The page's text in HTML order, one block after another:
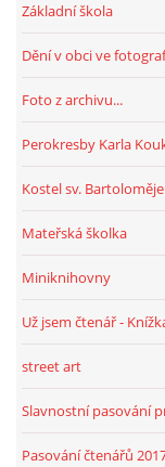
Základní škola
Dění v obci ve
Foto z archivu...
Perokresby Karla
Kostel sv. Bartoloměje
Mateřská školka
Miniknihovny
Už jsem čtenář -
street art
Slavnostní pasování
Pasování čtenářů